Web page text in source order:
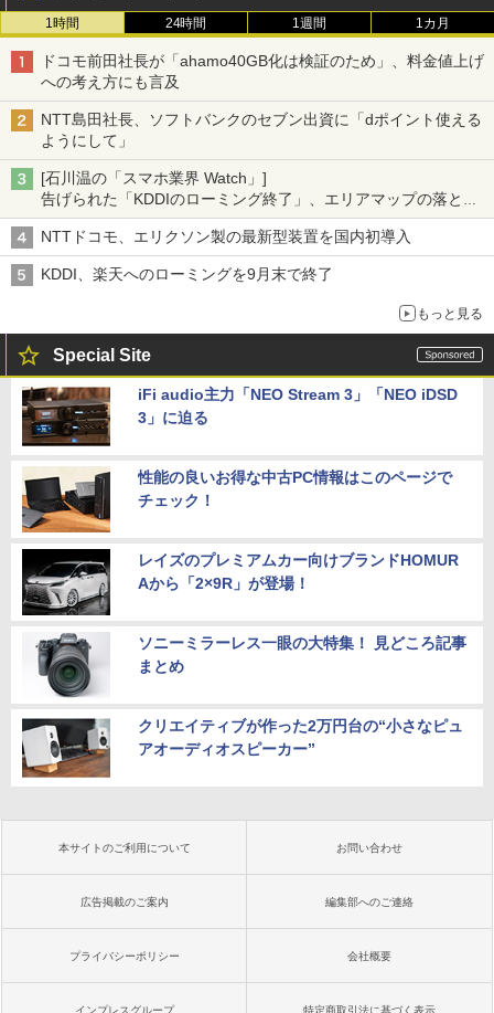
1時間 24時間 1週間 1カ月
ドコモ前田社長が「ahamo40GB化は検証のため」、料金値上げ
への考え方にも言及
NTT島田社長、ソフトバンクのセブン出資に「dポイント使える
ようにして」
[石川温の「スマホ業界 Watch」]
告げられた「KDDIのローミング終了」、エリアマップの落とし
穴と楽天モバイルの課題
NTTドコモ、エリクソン製の最新型装置を国内初導入
KDDI、楽天へのローミングを9月末で終了
もっと見る
Special Site
iFi audio主力「NEO Stream 3」「NEO iDSD
3」に迫る
性能の良いお得な中古PC情報はこのページで
チェック！
レイズのプレミアムカー向けブランドHOMUR
Aから「2×9R」が登場！
ソニーミラーレス一眼の大特集！ 見どころ記事
まとめ
クリエイティブが作った2万円台の“小さなピュ
アオーディオスピーカー”
本サイトのご利用について お問い合わせ
広告掲載のご案内 編集部へのご連絡
プライバシーポリシー 会社概要
インプレスグループ 特定商取引法に基づく表示